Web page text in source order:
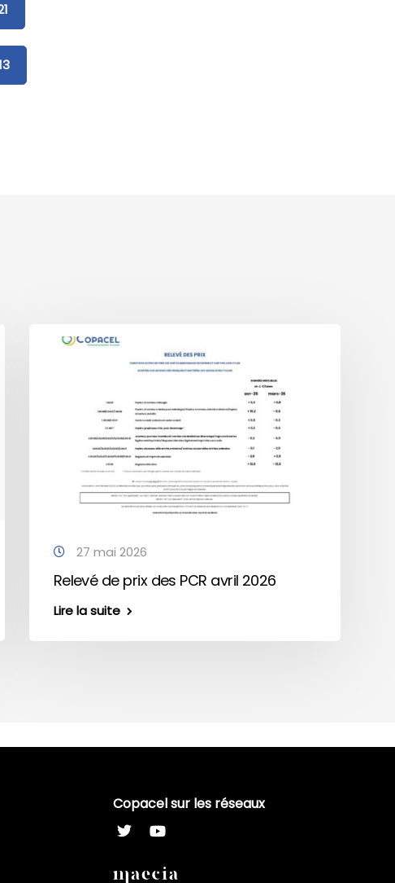
27 mai 2026
Relevé de prix des PCR avril 2026
Lire la suite
Copacel sur les réseaux